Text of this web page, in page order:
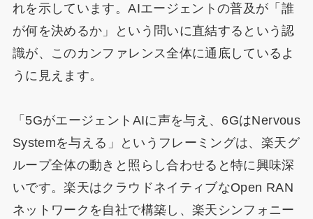
れを示しています。AIエージェントの普及が「誰
が何を決めるか」という問いに直結するという認
識が、このカンファレンス全体に通底しているよ
うに見えます。
「5GがエージェントAIに声を与え、6GはNervous
Systemを与える」というフレーミングは、楽天グ
ループ全体の動きと照らし合わせると特に興味深
いです。楽天はクラウドネイティブなOpen RAN
ネットワークを自社で構築し、楽天シンフォニー